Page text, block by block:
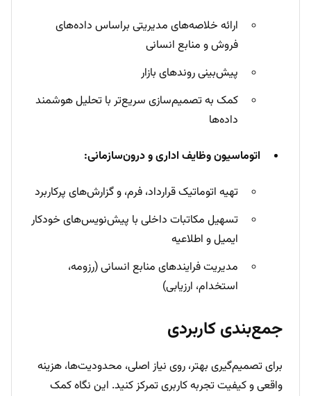
ارائه خلاصه‌های مدیریتی براساس داده‌های
فروش و منابع انسانی
پیش‌بینی روندهای بازار
کمک به تصمیم‌سازی سریع‌تر با تحلیل هوشمند
داده‌ها
اتوماسیون وظایف اداری و درون‌سازمانی:
تهیه اتوماتیک قرارداد، فرم، و گزارش‌های پرکاربرد
تسهیل مکاتبات داخلی با پیش‌نویس‌های خودکار
ایمیل و اطلاعیه
مدیریت فرایندهای منابع انسانی (رزومه،
استخدام، ارزیابی)
جمع‌بندی کاربردی
برای تصمیم‌گیری بهتر، روی نیاز اصلی، محدودیت‌ها، هزینه
واقعی و کیفیت تجربه کاربری تمرکز کنید. این نگاه کمک